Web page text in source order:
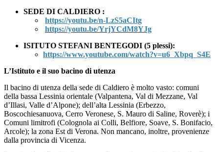
SEDE DI CALDIERO :
https://youtu.be/n-LzS5aCItg
https://youtu.be/YrjYCdM8YJg
ISITUTO STEFANI BENTEGODI (5 plessi):
https://www.youtube.com/watch?v=u6_Xbpq_S4E
L’Istituto e il suo bacino di utenza
Il bacino di utenza della sede di Caldiero è molto vasto: comuni
della bassa Lessinia orientale (Valpantena, Val di Mezzane, Val
d’Illasi, Valle d’Alpone); dell’alta Lessinia (Erbezzo,
Boscochiesanuova, Cerro Veronese, S. Mauro di Saline, Roverè); i
Comuni limitrofi (Colognola ai Colli, Belfiore, Soave, S. Bonifacio,
Arcole); la zona Est di Verona. Non mancano, inoltre, provenienze
dalla provincia di Vicenza.